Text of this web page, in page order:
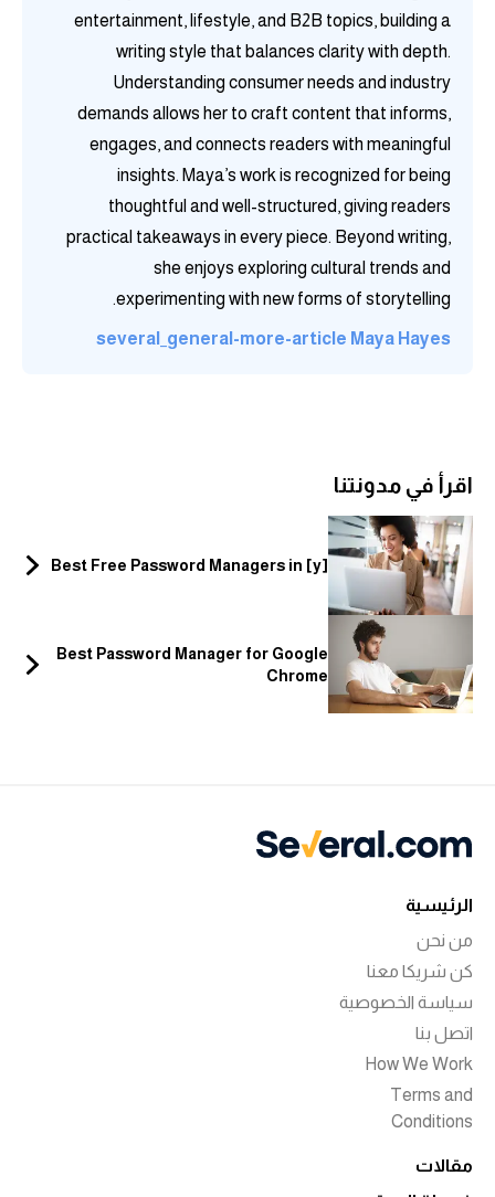
entertainment, lifestyle, and B2B topics, building a
writing style that balances clarity with depth.
Understanding consumer needs and industry
demands allows her to craft content that informs,
engages, and connects readers with meaningful
insights. Maya’s work is recognized for being
thoughtful and well-structured, giving readers
practical takeaways in every piece. Beyond writing,
she enjoys exploring cultural trends and
experimenting with new forms of storytelling.
several_general-more-article Maya Hayes
اقرأ في مدونتنا
Best Free Password Managers in [y]
Best Password Manager for Google
Chrome
الرئيسية
من نحن
كن شريكا معنا
سياسة الخصوصية
اتصل بنا
How We Work
Terms and
Conditions
مقالات